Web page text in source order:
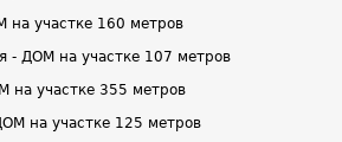
на участке 160 метров
- ДОМ на участке 107 метров
на участке 355 метров
на участке 125 метров